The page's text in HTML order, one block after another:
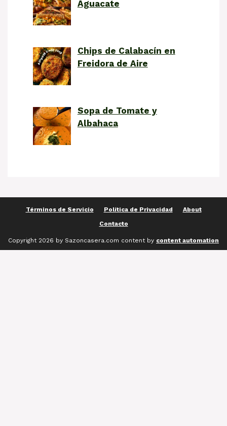
Aguacate
Chips de Calabacín en
Freidora de Aire
Sopa de Tomate y
Albahaca
Términos de Servicio Política de Privacidad
About
Contacto
Copyright 2026 by Sazoncasera.com content by content automation